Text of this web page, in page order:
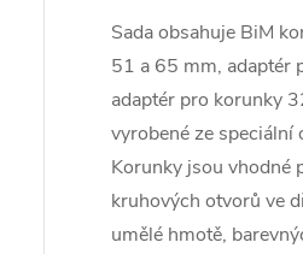
Sada obsahuje BiM
51 a 65 mm, adaptér
adaptér pro korunky
vyrobené ze speciální
Korunky jsou vhodné
kruhových otvorů ve
umělé hmotě,